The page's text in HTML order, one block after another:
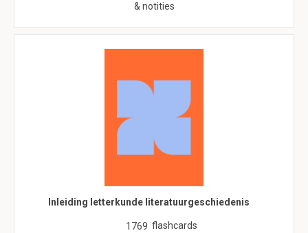
& notities
Inleiding letterkunde literatuurgeschiedenis
1769 flashcards